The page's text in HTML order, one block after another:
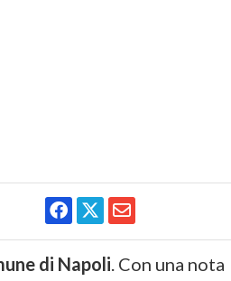
di Napoli. Con una nota